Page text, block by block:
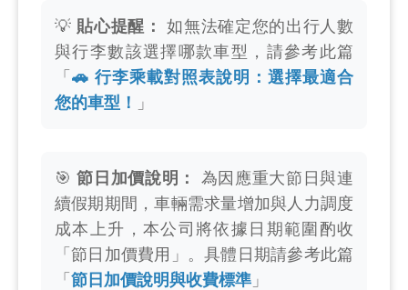
💡 貼心提醒：
如無法確定您的出行人數
與行李數該選擇哪款車型，請參考此篇
「 🚗 行李乘載對照表說明：選擇最適合
您的車型！
」
🎯節日加價說明：
為因應重大節日與連
續假期期間，車輛需求量增加與人力調度
成本上升，本公司將依據日期範圍酌收
「節日加價費用」。具體日期請參考此篇
「 節日加價說明與收費標準 」